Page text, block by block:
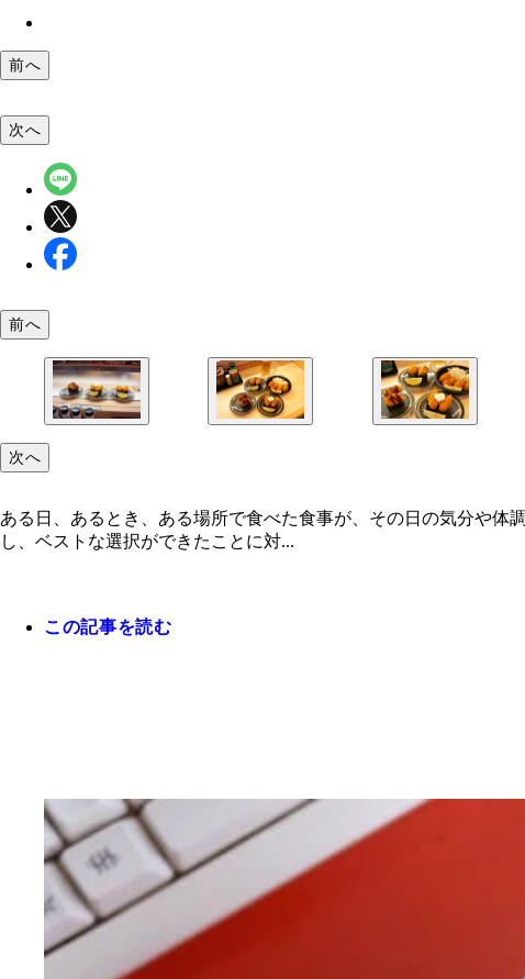
前へ
次へ
前へ
次へ
ある日、あるとき、ある場所で食べた食事が、その日の気分や
し、ベストな選択ができたことに対...
この記事を読む